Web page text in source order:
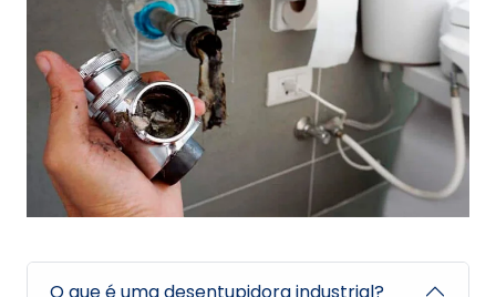
O que é uma desentupidora industrial?